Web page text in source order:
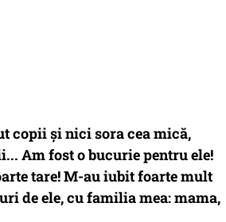
copii și nici sora cea mică,
Am fost o bucurie pentru ele!
tare! M-au iubit foarte mult
de ele, cu familia mea: mama,